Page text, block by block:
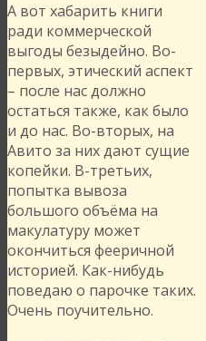
А вот хабарить книги
ради коммерческой
выгоды безыдейно. Во-
первых, этический аспект
– после нас должно
остаться также, как было
и до нас. Во-вторых, на
Авито за них дают сущие
копейки. В-третьих,
попытка вывоза
большого объёма на
макулатуру может
окончиться фееричной
историей. Как-нибудь
поведаю о парочке таких.
Очень поучительно.